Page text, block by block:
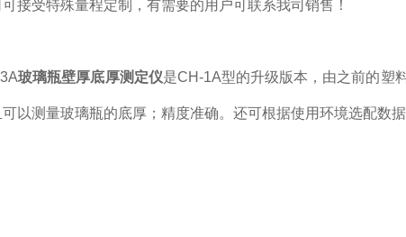
接受特殊量程定制，有需要的用户可联系我司销售！
玻璃瓶壁厚底厚测定仪是CH-1A型的升级版本，由之前的塑
以测量玻璃瓶的底厚；精度准确。还可根据使用环境选配数据